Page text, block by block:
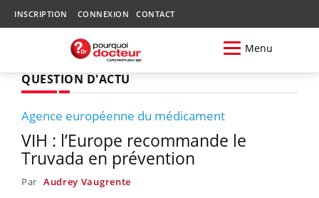
INSCRIPTION CONNEXION CONTACT
Menu
QUESTION D'ACTU
Agence européenne du médicament
VIH : l’Europe recommande le
Truvada en prévention
Par Audrey Vaugrente